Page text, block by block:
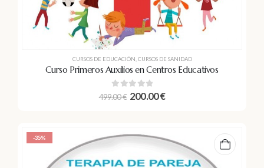
CURSOS DE EDUCACIÓN CURSOS DE SANIDAD
Curso Primeros Auxilios en Centros Educativos
0out of 5
499.00€ 200.00€
-35%